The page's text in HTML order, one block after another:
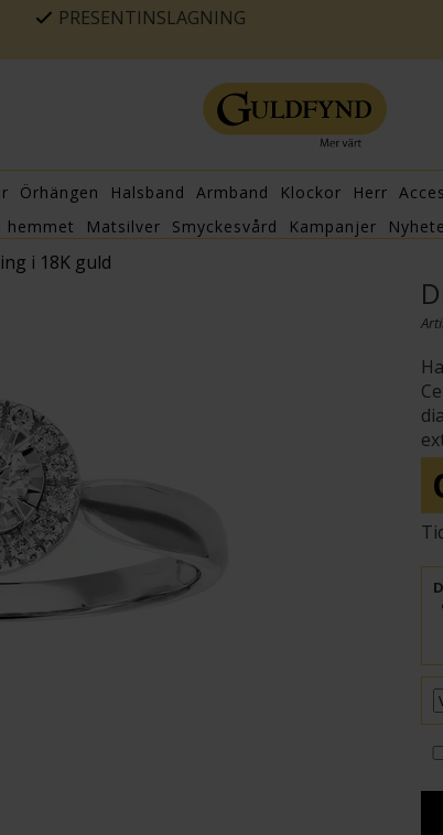
PRESENTINSLAGNING
Örhängen Halsband Armband Klockor Herr
hemmet
Matsilver Smyckesvård Kampanjer
i 18K guld